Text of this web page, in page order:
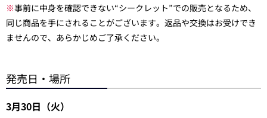
※事前に中身を確認できない“シークレット”での販売となるため、
同じ商品を手にされることがございます。返品や交換はお受けでき
ませんので、あらかじめご了承ください。
発売日・場所
3月30日（火）